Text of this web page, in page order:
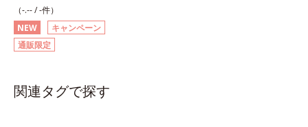
のすみずみまで水分・油分を保ち、
ハリ・ツヤを与える保湿成分*12
気持ちのこと
たを応援します。*1 肌にうるおい
が満ち、維持されている状態*2 年
齢に応じたお手入れのこと*3 デク
スパンテノールW*4 2022年5月
ウエキス配合＝肌にうるおいを与
になる」「マスク生活であごや口ま
わりのニキビが気になる」というお
悩みに。くり返しニキビの根本原因
「肌のバリア機能の低下」と、肌悩
ンケアシリーズです。5種の和漢植
（-.-- / -件）
NEW
キャンペーン
通販限定
関連タグで探す